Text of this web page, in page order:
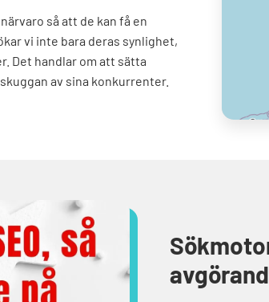
så att de kan få en
vi inte bara deras synlighet,
Det handlar om att sätta
av sina konkurrenter.